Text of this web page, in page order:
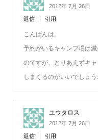
2012年 7月 26日
返信 引用
こんばんは。
予約がいるキャンプ場は
のですが、とりあえずキ
しまくるのがいいでしょう
ユウタロス
2012年 7月 26日
返信 引用